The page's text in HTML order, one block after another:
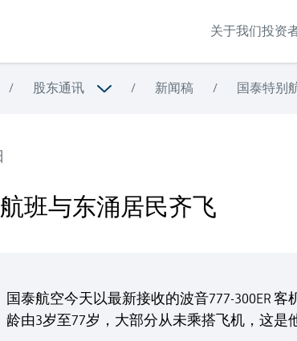
关于我们投资
/ 股东通讯 / 新闻稿 / 国泰特别
班与东涌居民齐飞
国泰航空今天以最新接收的波音777-300ER
龄由3岁至77岁，大部分从未乘搭飞机，这是